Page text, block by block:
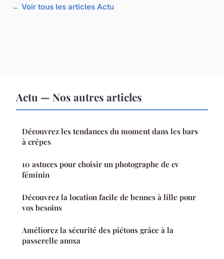
← Voir tous les articles Actu
Actu — Nos autres articles
Découvrez les tendances du moment dans les bars
à crêpes
10 astuces pour choisir un photographe de cv
féminin
Découvrez la location facile de bennes à lille pour
vos besoins
Améliorez la sécurité des piétons grâce à la
passerelle anoxa